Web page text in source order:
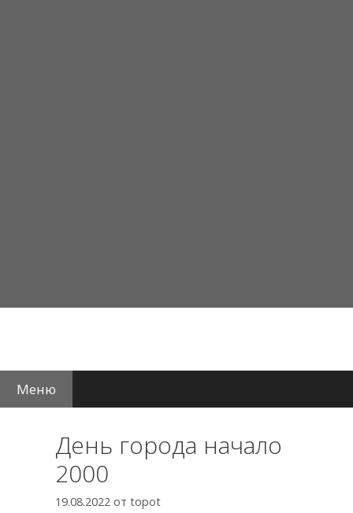
Меню
День города начало
2000
19.08.2022 от topot